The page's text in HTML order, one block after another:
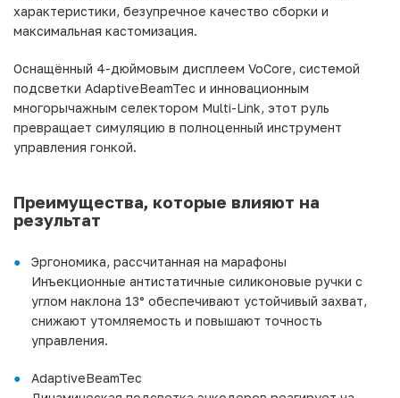
характеристики, безупречное качество сборки и
максимальная кастомизация.
Оснащённый 4-дюймовым дисплеем VoCore, системой
подсветки AdaptiveBeamTec и инновационным
многорычажным селектором Multi-Link, этот руль
превращает симуляцию в полноценный инструмент
управления гонкой.
Преимущества, которые влияют на
результат
Эргономика, рассчитанная на марафоны
Инъекционные антистатичные силиконовые ручки с
углом наклона 13° обеспечивают устойчивый захват,
снижают утомляемость и повышают точность
управления.
AdaptiveBeamTec